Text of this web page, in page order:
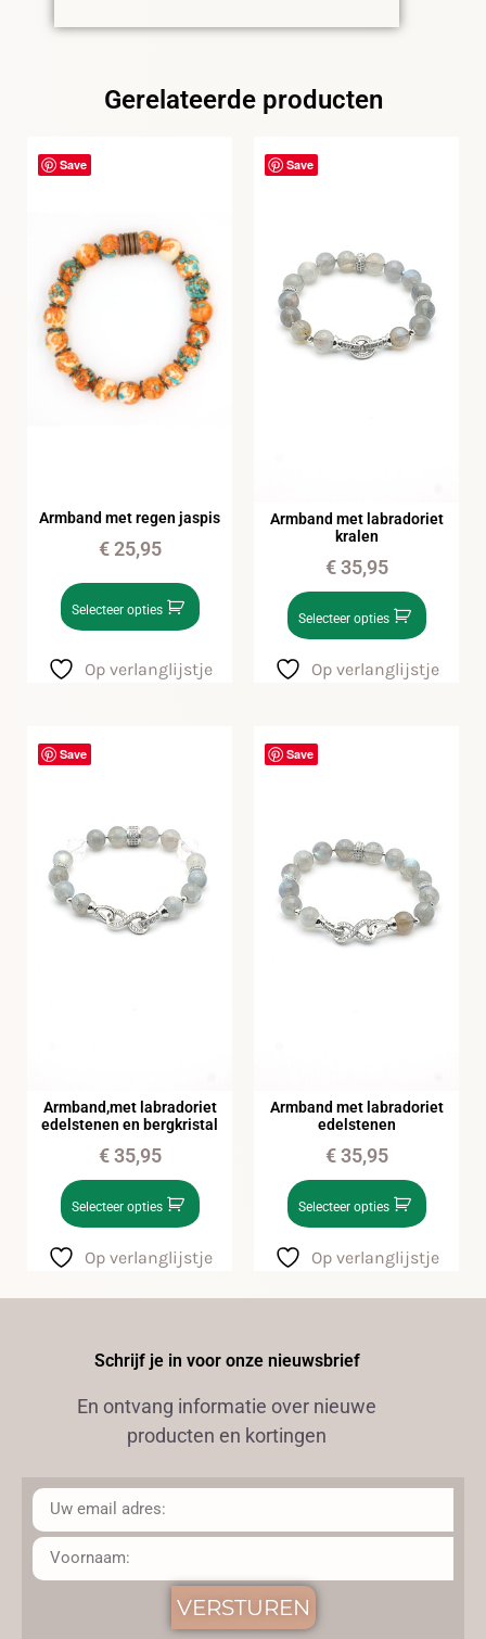
Gerelateerde producten
Save
Armband met regen jaspis
€25,95
Selecteer opties
Op verlanglijstje
Save
Armband met labradoriet
kralen
€35,95
Selecteer opties
Op verlanglijstje
Save
Armband,met labradoriet
edelstenen en bergkristal
€35,95
Selecteer opties
Op verlanglijstje
Save
Armband met labradoriet
edelstenen
€35,95
Selecteer opties
Op verlanglijstje
Schrijf je in voor onze nieuwsbrief
En ontvang informatie over nieuwe
producten en kortingen
VERSTUREN